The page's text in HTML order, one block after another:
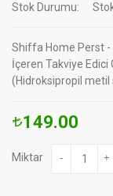
Stok Durumu:
Shiffa Home Perst -
İçeren Takviye Edici
(Hidroksipropil
149.00
Miktar - +